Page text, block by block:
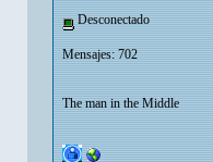
Desconectado
Mensajes: 702
The man in the Middle